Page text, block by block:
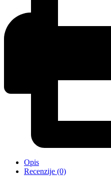
Opis
Recenzije (0)